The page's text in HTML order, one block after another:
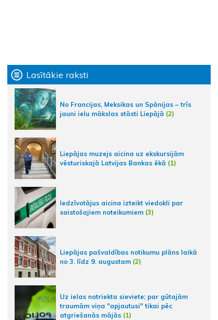
Lasītākie raksti
No Francijas, Meksikas un Spānijas – trīs
jauni ielu mākslas stāsti Liepājā (2)
Liepājas muzejs aicina uz ekskursijām
vēsturiskajā Latvijas Bankas ēkā (1)
Iedzīvotājus aicina izteikt viedokli par
saistošajiem noteikumiem (3)
Liepājas pašvaldības notikumu plāns laikā
no 3. līdz 9. augustam (2)
Uz ielas notriekta sieviete; par gūtajām
traumām viņa "apjautusi" tikai pēc
atgriešanās mājās (1)